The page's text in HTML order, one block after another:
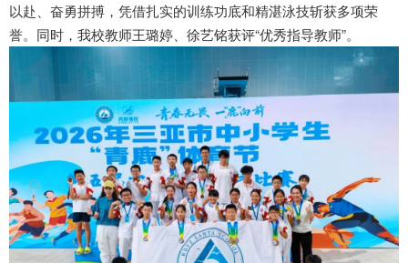
以赴、奋勇拼搏，凭借扎实的训练功底和精湛泳技斩获多项荣
誉。同时，我校教师王璐婷、徐艺铭获评“优秀指导教师”。